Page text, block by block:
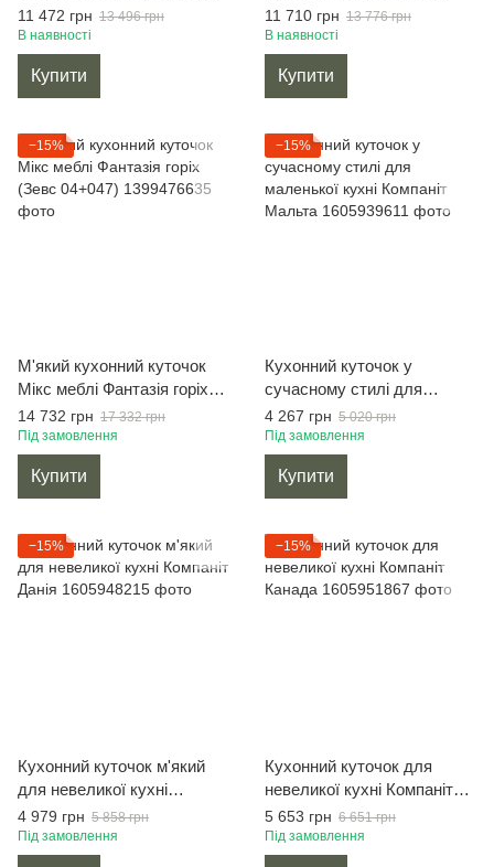
Мікс меблі Канзас горіх
11 472 грн 13 496 грн
В наявності
Купити
табурети Мікс меблі
Лаундж горіх
11 710 грн 13 776 грн
В наявності
Купити
−15%
М'який кухонний куточок
Мікс меблі Фантазія горіх
(Зевс 04+047)
14 732 грн 17 332 грн
Під замовлення
Купити
−15%
Кухонний куточок у
сучасному стилі для
маленької кухні Компаніт
Мальта
4 267 грн 5 020 грн
Під замовлення
Купити
−15%
Кухонний куточок м'який
для невеликої кухні
Компаніт Данія
4 979 грн 5 858 грн
Під замовлення
−15%
Кухонний куточок для
невеликої кухні Компаніт
Канада
5 653 грн 6 651 грн
Під замовлення